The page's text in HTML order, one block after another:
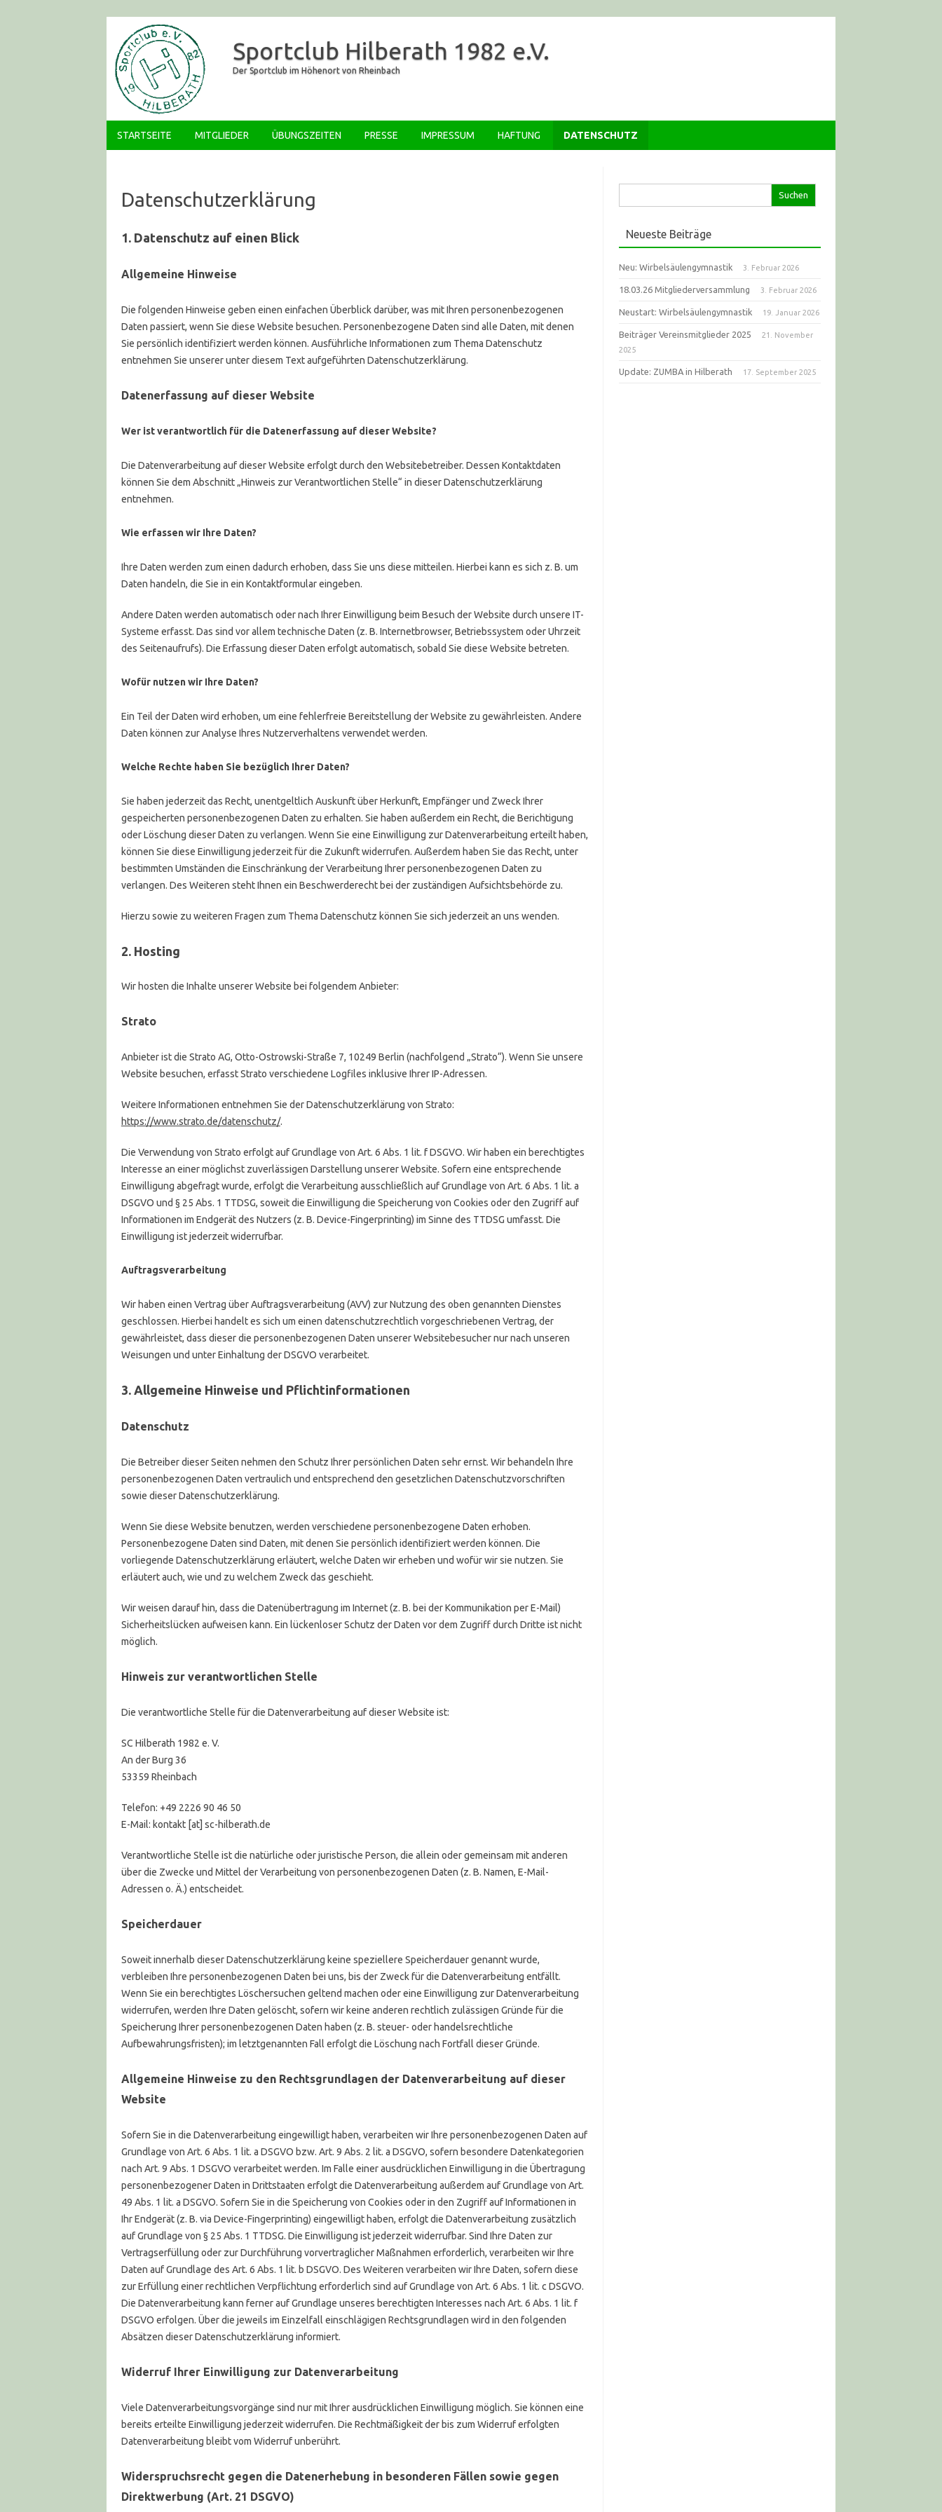
Sportclub Hilberath 1982 e.V.
Der Sportclub im Höhenort von Rheinbach
STARTSEITE
MITGLIEDER ÜBUNGSZEITEN PRESSE IMPRESSUM HAFTUNG DATENSCHUTZ
Datenschutzerklärung
1. Datenschutz auf einen Blick
Allgemeine Hinweise
Die folgenden Hinweise geben einen einfachen Überblick darüber, was mit Ihren personenbezogenen
Daten passiert, wenn Sie diese Website besuchen. Personenbezogene Daten sind alle Daten, mit denen
Sie persönlich identifiziert werden können. Ausführliche Informationen zum Thema Datenschutz
entnehmen Sie unserer unter diesem Text aufgeführten Datenschutzerklärung.
Datenerfassung auf dieser Website
Wer ist verantwortlich für die Datenerfassung auf dieser Website?
Die Datenverarbeitung auf dieser Website erfolgt durch den Websitebetreiber. Dessen Kontaktdaten
können Sie dem Abschnitt „Hinweis zur Verantwortlichen Stelle“ in dieser Datenschutzerklärung
entnehmen.
Wie erfassen wir Ihre Daten?
Ihre Daten werden zum einen dadurch erhoben, dass Sie uns diese mitteilen. Hierbei kann es sich z. B. um
Daten handeln, die Sie in ein Kontaktformular eingeben.
Andere Daten werden automatisch oder nach Ihrer Einwilligung beim Besuch der Website durch unsere IT-
Systeme erfasst. Das sind vor allem technische Daten (z. B. Internetbrowser, Betriebssystem oder Uhrzeit
des Seitenaufrufs). Die Erfassung dieser Daten erfolgt automatisch, sobald Sie diese Website betreten.
Wofür nutzen wir Ihre Daten?
Ein Teil der Daten wird erhoben, um eine fehlerfreie Bereitstellung der Website zu gewährleisten. Andere
Daten können zur Analyse Ihres Nutzerverhaltens verwendet werden.
Welche Rechte haben Sie bezüglich Ihrer Daten?
Sie haben jederzeit das Recht, unentgeltlich Auskunft über Herkunft, Empfänger und Zweck Ihrer
gespeicherten personenbezogenen Daten zu erhalten. Sie haben außerdem ein Recht, die Berichtigung
oder Löschung dieser Daten zu verlangen. Wenn Sie eine Einwilligung zur Datenverarbeitung erteilt haben,
können Sie diese Einwilligung jederzeit für die Zukunft widerrufen. Außerdem haben Sie das Recht, unter
bestimmten Umständen die Einschränkung der Verarbeitung Ihrer personenbezogenen Daten zu
verlangen. Des Weiteren steht Ihnen ein Beschwerderecht bei der zuständigen Aufsichtsbehörde zu.
Hierzu sowie zu weiteren Fragen zum Thema Datenschutz können Sie sich jederzeit an uns wenden.
2. Hosting
Wir hosten die Inhalte unserer Website bei folgendem Anbieter:
Strato
Anbieter ist die Strato AG, Otto-Ostrowski-Straße 7, 10249 Berlin (nachfolgend „Strato“). Wenn Sie unsere
Website besuchen, erfasst Strato verschiedene Logfiles inklusive Ihrer IP-Adressen.
Weitere Informationen entnehmen Sie der Datenschutzerklärung von Strato:
https://www.strato.de/datenschutz/.
Die Verwendung von Strato erfolgt auf Grundlage von Art. 6 Abs. 1 lit. f DSGVO. Wir haben ein berechtigtes
Interesse an einer möglichst zuverlässigen Darstellung unserer Website. Sofern eine entsprechende
Einwilligung abgefragt wurde, erfolgt die Verarbeitung ausschließlich auf Grundlage von Art. 6 Abs. 1 lit. a
DSGVO und § 25 Abs. 1 TTDSG, soweit die Einwilligung die Speicherung von Cookies oder den Zugriff auf
Informationen im Endgerät des Nutzers (z. B. Device-Fingerprinting) im Sinne des TTDSG umfasst. Die
Einwilligung ist jederzeit widerrufbar.
Auftragsverarbeitung
Wir haben einen Vertrag über Auftragsverarbeitung (AVV) zur Nutzung des oben genannten Dienstes
geschlossen. Hierbei handelt es sich um einen datenschutzrechtlich vorgeschriebenen Vertrag, der
gewährleistet, dass dieser die personenbezogenen Daten unserer Websitebesucher nur nach unseren
Weisungen und unter Einhaltung der DSGVO verarbeitet.
3. Allgemeine Hinweise und Pflicht­informationen
Datenschutz
Die Betreiber dieser Seiten nehmen den Schutz Ihrer persönlichen Daten sehr ernst. Wir behandeln Ihre
personenbezogenen Daten vertraulich und entsprechend den gesetzlichen Datenschutzvorschriften
sowie dieser Datenschutzerklärung.
Wenn Sie diese Website benutzen, werden verschiedene personenbezogene Daten erhoben.
Personenbezogene Daten sind Daten, mit denen Sie persönlich identifiziert werden können. Die
vorliegende Datenschutzerklärung erläutert, welche Daten wir erheben und wofür wir sie nutzen. Sie
erläutert auch, wie und zu welchem Zweck das geschieht.
Wir weisen darauf hin, dass die Datenübertragung im Internet (z. B. bei der Kommunikation per E-Mail)
Sicherheitslücken aufweisen kann. Ein lückenloser Schutz der Daten vor dem Zugriff durch Dritte ist nicht
möglich.
Hinweis zur verantwortlichen Stelle
Die verantwortliche Stelle für die Datenverarbeitung auf dieser Website ist:
SC Hilberath 1982 e. V.
An der Burg 36
53359 Rheinbach
Telefon: +49 2226 90 46 50
E-Mail: kontakt [at] sc-hilberath.de
Verantwortliche Stelle ist die natürliche oder juristische Person, die allein oder gemeinsam mit anderen
über die Zwecke und Mittel der Verarbeitung von personenbezogenen Daten (z. B. Namen, E-Mail-
Adressen o. Ä.) entscheidet.
Speicherdauer
Soweit innerhalb dieser Datenschutzerklärung keine speziellere Speicherdauer genannt wurde,
verbleiben Ihre personenbezogenen Daten bei uns, bis der Zweck für die Datenverarbeitung entfällt.
Wenn Sie ein berechtigtes Löschersuchen geltend machen oder eine Einwilligung zur Datenverarbeitung
widerrufen, werden Ihre Daten gelöscht, sofern wir keine anderen rechtlich zulässigen Gründe für die
Speicherung Ihrer personenbezogenen Daten haben (z. B. steuer- oder handelsrechtliche
Aufbewahrungsfristen); im letztgenannten Fall erfolgt die Löschung nach Fortfall dieser Gründe.
Allgemeine Hinweise zu den Rechtsgrundlagen der Datenverarbeitung auf dieser
Website
Sofern Sie in die Datenverarbeitung eingewilligt haben, verarbeiten wir Ihre personenbezogenen Daten auf
Grundlage von Art. 6 Abs. 1 lit. a DSGVO bzw. Art. 9 Abs. 2 lit. a DSGVO, sofern besondere Datenkategorien
nach Art. 9 Abs. 1 DSGVO verarbeitet werden. Im Falle einer ausdrücklichen Einwilligung in die Übertragung
personenbezogener Daten in Drittstaaten erfolgt die Datenverarbeitung außerdem auf Grundlage von Art.
49 Abs. 1 lit. a DSGVO. Sofern Sie in die Speicherung von Cookies oder in den Zugriff auf Informationen in
Ihr Endgerät (z. B. via Device-Fingerprinting) eingewilligt haben, erfolgt die Datenverarbeitung zusätzlich
auf Grundlage von § 25 Abs. 1 TTDSG. Die Einwilligung ist jederzeit widerrufbar. Sind Ihre Daten zur
Vertragserfüllung oder zur Durchführung vorvertraglicher Maßnahmen erforderlich, verarbeiten wir Ihre
Daten auf Grundlage des Art. 6 Abs. 1 lit. b DSGVO. Des Weiteren verarbeiten wir Ihre Daten, sofern diese
zur Erfüllung einer rechtlichen Verpflichtung erforderlich sind auf Grundlage von Art. 6 Abs. 1 lit. c DSGVO.
Die Datenverarbeitung kann ferner auf Grundlage unseres berechtigten Interesses nach Art. 6 Abs. 1 lit. f
DSGVO erfolgen. Über die jeweils im Einzelfall einschlägigen Rechtsgrundlagen wird in den folgenden
Absätzen dieser Datenschutzerklärung informiert.
Widerruf Ihrer Einwilligung zur Datenverarbeitung
Viele Datenverarbeitungsvorgänge sind nur mit Ihrer ausdrücklichen Einwilligung möglich. Sie können eine
bereits erteilte Einwilligung jederzeit widerrufen. Die Rechtmäßigkeit der bis zum Widerruf erfolgten
Datenverarbeitung bleibt vom Widerruf unberührt.
Widerspruchsrecht gegen die Datenerhebung in besonderen Fällen sowie gegen
Direktwerbung (Art. 21 DSGVO)
nach:
Neueste Beiträge
Neu: Wirbelsäulengymnastik 3. Februar 2026
18.03.26 Mitgliederversammlung 3. Februar 2026
Neustart: Wirbelsäulengymnastik 19. Januar 2026
Beiträger Vereinsmitglieder 2025
21. November
2025
Update: ZUMBA in Hilberath 17. September 2025